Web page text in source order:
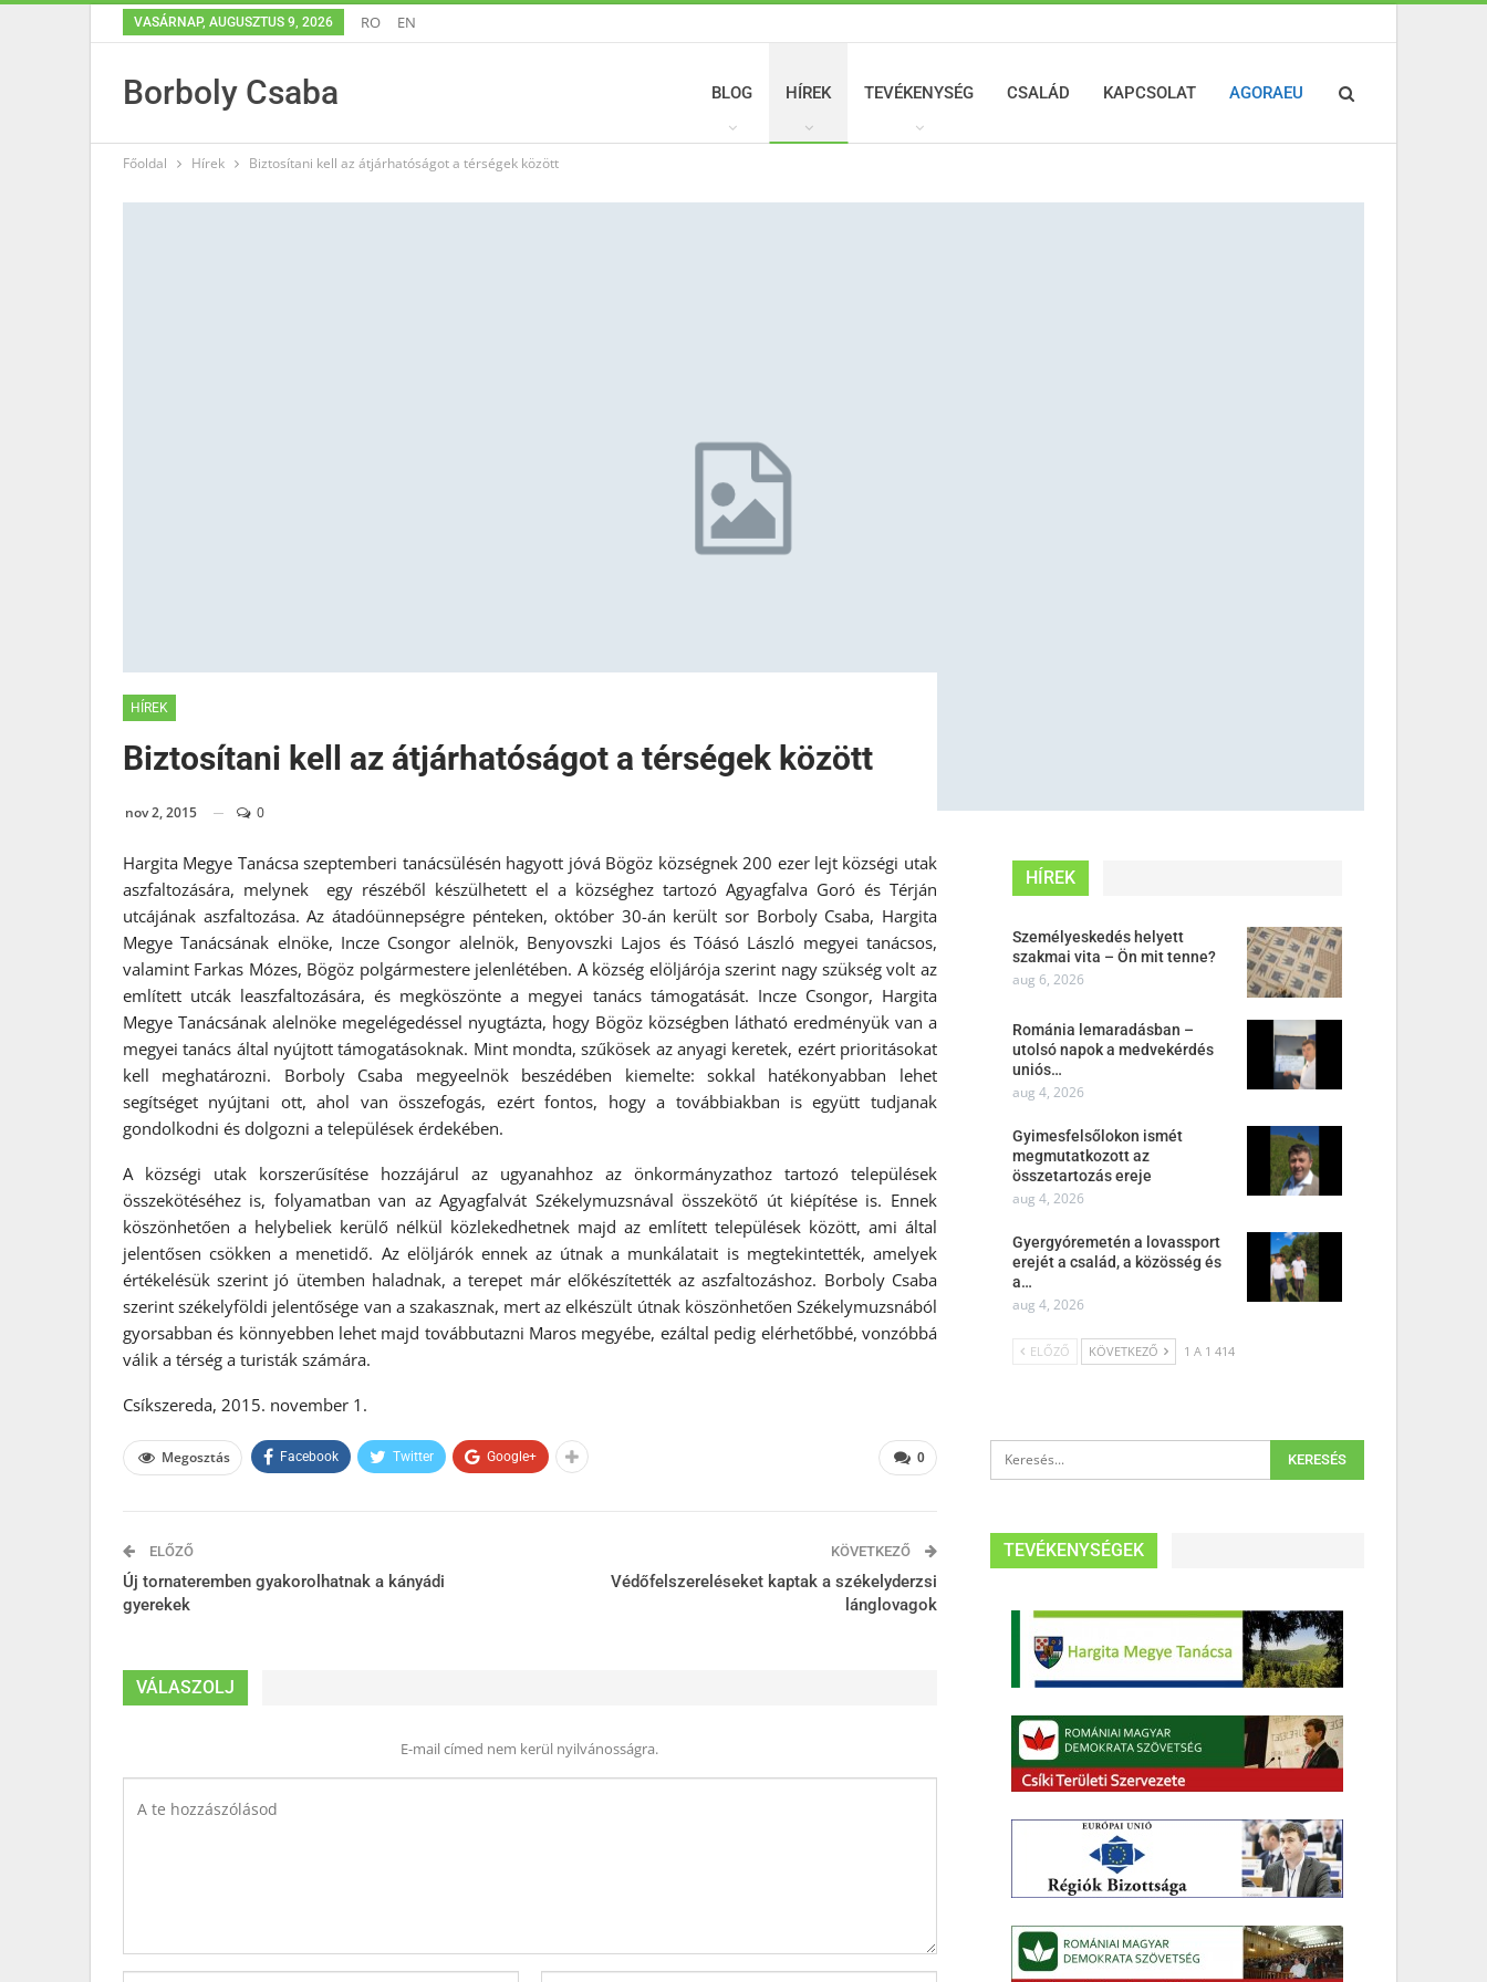
VASÁRNAP, AUGUSZTUS 9, 2026 RO EN
Borboly Csaba BLOG HÍREK TEVÉKENYSÉG CSALÁD KAPCSOLAT AGORAEU
Főoldal Hírek Biztosítani kell az átjárhatóságot a térségek között
HÍREK
Biztosítani kell az átjárhatóságot a térségek között
nov 2, 2015 0
Hargita Megye Tanácsa szeptemberi tanácsülésén hagyott jóvá Bögöz községnek 200 ezer lejt községi utak
aszfaltozására, melynek egy részéből készülhetett el a községhez tartozó Agyagfalva Goró és Térján
utcájának aszfaltozása. Az átadóünnepségre pénteken, október 30-án került sor Borboly Csaba, Hargita
Megye Tanácsának elnöke, Incze Csongor alelnök, Benyovszki Lajos és Tóásó László megyei tanácsos,
valamint Farkas Mózes, Bögöz polgármestere jelenlétében. A község elöljárója szerint nagy szükség volt az
említett utcák leaszfaltozására, és megköszönte a megyei tanács támogatását. Incze Csongor, Hargita
Megye Tanácsának alelnöke megelégedéssel nyugtázta, hogy Bögöz községben látható eredményük van a
megyei tanács által nyújtott támogatásoknak. Mint mondta, szűkösek az anyagi keretek, ezért prioritásokat
kell meghatározni. Borboly Csaba megyeelnök beszédében kiemelte: sokkal hatékonyabban lehet
segítséget nyújtani ott, ahol van összefogás, ezért fontos, hogy a továbbiakban is együtt tudjanak
gondolkodni és dolgozni a települések érdekében.
A községi utak korszerűsítése hozzájárul az ugyanahhoz az önkormányzathoz tartozó települések
összekötéséhez is, folyamatban van az Agyagfalvát Székelymuzsnával összekötő út kiépítése is. Ennek
köszönhetően a helybeliek kerülő nélkül közlekedhetnek majd az említett települések között, ami által
jelentősen csökken a menetidő. Az elöljárók ennek az útnak a munkálatait is megtekintették, amelyek
értékelésük szerint jó ütemben haladnak, a terepet már előkészítették az aszfaltozáshoz. Borboly Csaba
szerint székelyföldi jelentősége van a szakasznak, mert az elkészült útnak köszönhetően Székelymuzsnából
gyorsabban és könnyebben lehet majd továbbutazni Maros megyébe, ezáltal pedig elérhetőbbé, vonzóbbá
válik a térség a turisták számára.
Csíkszereda, 2015. november 1.
0
Megosztás Facebook Twitter Google+
ELŐZŐ
Új tornateremben gyakorolhatnak a kányádi
gyerekek
KÖVETKEZŐ
Védőfelszereléseket kaptak a székelyderzsi
lánglovagok
VÁLASZOLJ
E-mail címed nem kerül nyilvánosságra.
HÍREK
Személyeskedés helyett
szakmai vita – Ön mit tenne?
aug 6, 2026
Románia lemaradásban –
utolsó napok a medvekérdés
uniós…
aug 4, 2026
Gyimesfelsőlokon ismét
megmutatkozott az
összetartozás ereje
aug 4, 2026
Gyergyóremetén a lovassport
erejét a család, a közösség és
a…
aug 4, 2026
ELŐZŐ KÖVETKEZŐ 1 A 1 414
TEVÉKENYSÉGEK